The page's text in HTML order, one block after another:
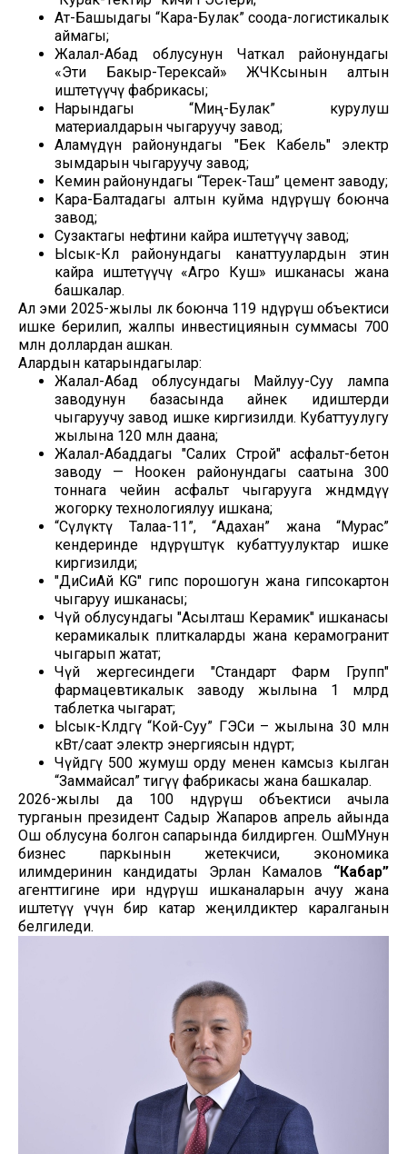
Ат-Башыдагы “Кара-Булак” соода-логистикалык
аймагы;
Жалал-Абад облусунун Чаткал районундагы
«Эти Бакыр-Терексай» ЖЧКсынын алтын
иштетүүчү фабрикасы;
Нарындагы “Миң-Булак” курулуш
материалдарын чыгаруучу завод;
Аламүдүн районундагы "Бек Кабель" электр
зымдарын чыгаруучу завод;
Кемин районундагы “Терек-Таш” цемент заводу;
Кара-Балтадагы алтын куйма өндүрүшү боюнча
завод;
Сузактагы нефтини кайра иштетүүчү завод;
Ысык-Көл районундагы канаттуулардын этин
кайра иштетүүчү «Агро Куш» ишканасы жана
башкалар.
Ал эми 2025-жылы өлкө боюнча 119 өндүрүш объектиси
ишке берилип, жалпы инвестициянын суммасы 700
млн доллардан ашкан.
Алардын катарындагылар:
Жалал-Абад облусундагы Майлуу-Суу лампа
заводунун базасында айнек идиштерди
чыгаруучу завод ишке киргизилди. Кубаттуулугу
жылына 120 млн даана;
Жалал-Абаддагы "Салих Строй" асфальт-бетон
заводу — Ноокен районундагы саатына 300
тоннага чейин асфальт чыгарууга жөндөмдүү
жогорку технологиялуу ишкана;
“Сүлүктү Талаа-11”, “Адахан” жана “Мурас”
кендеринде өндүрүштүк кубаттуулуктар ишке
киргизилди;
"ДиСиАй KG" гипс порошогун жана гипсокартон
чыгаруу ишканасы;
Чүй облусундагы "Асылташ Керамик" ишканасы
керамикалык плиткаларды жана керамогранит
чыгарып жатат;
Чүй жергесиндеги "Стандарт Фарм Групп"
фармацевтикалык заводу жылына 1 млрд
таблетка чыгарат;
Ысык-Көлдөгү “Кой-Суу” ГЭСи – жылына 30 млн
кВт/саат электр энергиясын өндүрөт;
Чүйдөгү 500 жумуш орду менен камсыз кылган
“Заммайсал” тигүү фабрикасы жана башкалар.
2026-жылы да 100 өндүрүш объектиси ачыла
турганын президент Садыр Жапаров апрель айында
Ош облусуна болгон сапарында билдирген. ОшМУнун
бизнес паркынын жетекчиси, экономика
илимдеринин кандидаты Эрлан Камалов “Кабар”
агенттигине ири өндүрүш ишканаларын ачуу жана
иштетүү үчүн бир катар жеңилдиктер каралганын
белгиледи.